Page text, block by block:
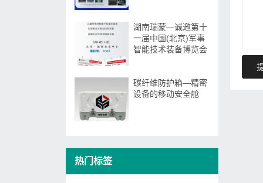
湖南瑞蒙—诚邀第十
一届中国(北京)军事
智能技术装备博览会
碳纤维防护箱—精密
设备的移动安全舱
热门标签